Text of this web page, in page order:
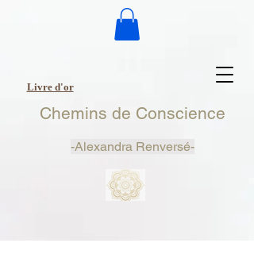
Chemins de Conscience
-Alexandra Renversé-
Livre d'or